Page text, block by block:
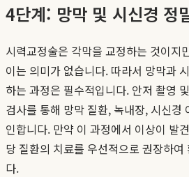
4단계: 망막 및 시신경 정
시력교정술은 각막을 교정하는 것이지
이는 의미가 없습니다. 따라서 망막과
하는 과정은 필수적입니다. 안저 촬영
검사를 통해 망막 질환, 녹내장, 시신경
인합니다. 만약 이 과정에서 이상이 발
당 질환의 치료를 우선적으로 권장하여
다.